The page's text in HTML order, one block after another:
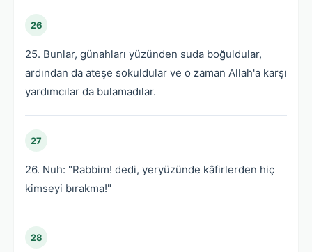
26
25. Bunlar, günahları yüzünden suda boğuldular,
ardından da ateşe sokuldular ve o zaman Allah'a karşı
yardımcılar da bulamadılar.
27
26. Nuh: "Rabbim! dedi, yeryüzünde kâfirlerden hiç
kimseyi bırakma!"
28